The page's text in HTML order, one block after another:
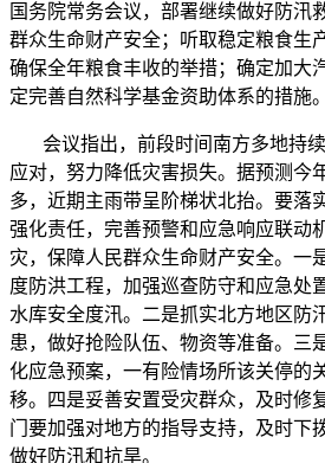
国务院常务会议，部署继续做好防汛
群众生命财产安全；听取稳定粮食生
确保全年粮食丰收的举措；确定加大
定完善自然科学基金资助体系的措施。
会议指出，前段时间南方多地持续
应对，努力降低灾害损失。据预测今
多，近期主雨带呈阶梯状北抬。要落
强化责任，完善预警和应急响应联动
灾，保障人民群众生命财产安全。一
度防洪工程，加强巡查防守和应急处
水库安全度汛。二是抓实北方地区防
患，做好抢险队伍、物资等准备。三
化应急预案，一有险情场所该关停的
移。四是妥善安置受灾群众，及时修
门要加强对地方的指导支持，及时下
做好防汛和抗旱。